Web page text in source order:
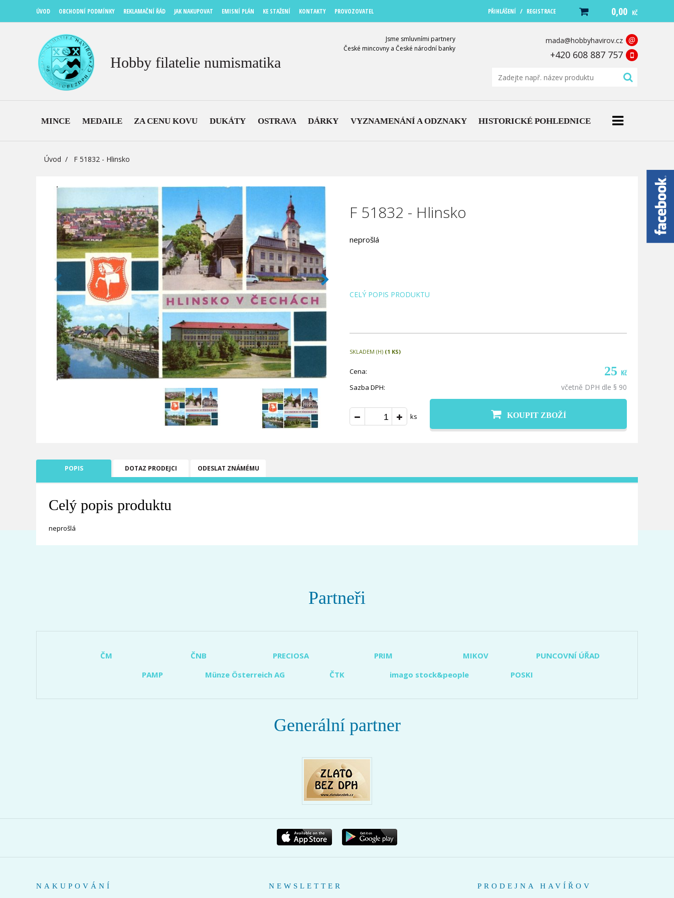
ÚVOD OBCHODNÍ PODMÍNKY REKLAMAČNÍ ŘÁD JAK NAKUPOVAT EMISNÍ PLÁN KE STAŽENÍ KONTAKTY PROVOZOVATEL PŘIHLÁŠENÍ / REGISTRACE 0,00 KČ
Hobby filatelie numismatika
Jsme smluvními partnery
České mincovny a České národní banky
mada@hobbyhavirov.cz @
+420 608 887 757
MINCE MEDAILE ZA CENU KOVU DUKÁTY OSTRAVA DÁRKY VYZNAMENÁNÍ A ODZNAKY HISTORICKÉ POHLEDNICE
Úvod F 51832 - Hlinsko
F 51832 - Hlinsko
neprošlá
CELÝ POPIS PRODUKTU
SKLADEM (H) (1 KS)
Cena: 25 Kč
Sazba DPH: včetně DPH dle § 90
ks KOUPIT ZBOŽÍ
POPIS DOTAZ PRODEJCI ODESLAT ZNÁMÉMU
Celý popis produktu
neprošlá
Partneři
ČM ČNB PRECIOSA PRIM MIKOV
PUNCOVNÍ ÚŘAD
PAMP
Münze Österreich AG ČTK imago stock&people POSKI
Generální partner
NAKUPOVÁNÍ NEWSLETTER PRODEJNA HAVÍŘOV